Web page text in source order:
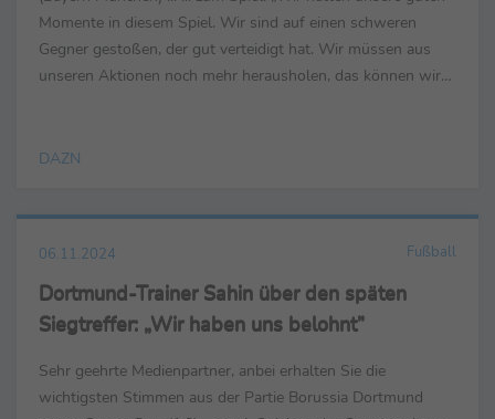
Momente in diesem Spiel. Wir sind auf einen schweren
Gegner gestoßen, der gut verteidigt hat. Wir müssen aus
unseren Aktionen noch mehr herausholen, das können wir
DAZN
06.11.2024 Fußball
Dortmund-Trainer Sahin über den späten
Siegtreffer: „Wir haben uns belohnt”
Sehr geehrte Medienpartner, anbei erhalten Sie die
wichtigsten Stimmen aus der Partie Borussia Dortmund